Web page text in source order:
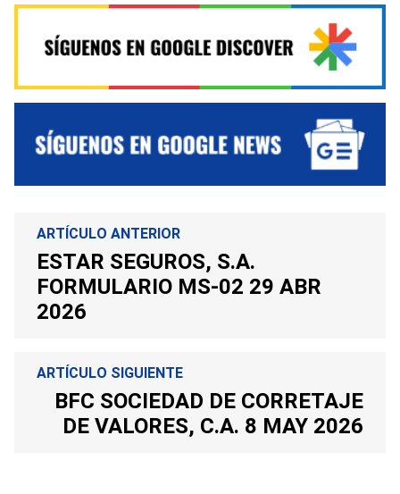
ARTÍCULO ANTERIOR
ESTAR SEGUROS, S.A.
FORMULARIO MS-02 29 ABR
2026
ARTÍCULO SIGUIENTE
BFC SOCIEDAD DE CORRETAJE
DE VALORES, C.A. 8 MAY 2026